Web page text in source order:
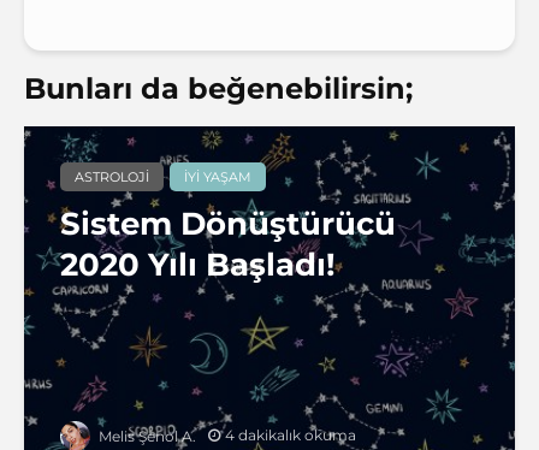
Bunları da beğenebilirsin;
ASTROLOJI İYI YAŞAM
Sistem Dönüştürücü
2020 Yılı Başladı!
Melis Şenol A. 4 dakikalık okuma